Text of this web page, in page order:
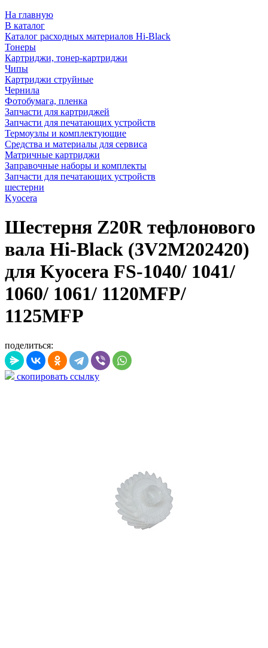
На главную
В каталог
Каталог расходных материалов Hi-Black
Тонеры
Картриджи, тонер-картриджи
Чипы
Картриджи струйные
Чернила
Фотобумага, пленка
Запчасти для картриджей
Запчасти для печатающих устройств
Термоузлы и комплектующие
Средства и материалы для сервиса
Матричные картриджи
Заправочные наборы и комплекты
Запчасти для печатающих устройств
шестерни
Kyocera
Шестерня Z20R тефлонового
вала Hi-Black (3V2M202420)
для Kyocera FS-1040/ 1041/
1060/ 1061/ 1120MFP/
1125MFP
поделиться:
скопировать ссылку